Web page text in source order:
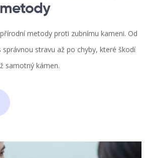
metody proti zubnímu kameni. Od
stravu až po chyby, které škodí
samotný kámen.